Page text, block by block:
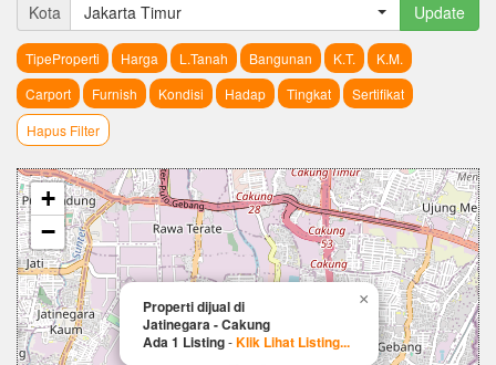
Kota Jakarta Timur Update
TipeProperti Harga L.Tanah Bangunan K.T.
K.M.
Carport
Furnish Kondisi Hadap Tingkat
Sertifikat
Hapus Filter
Properti dijual di
Jatinegara - Cakung
Ada 1 Listing-Klik Lihat Listing...
×
+
−